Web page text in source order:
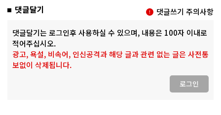
댓글달기 댓글쓰기 주의사항
댓글달기는 로그인후 사용하실 수 있으며, 내용은 100자 이내로
적어주십시오.
광고, 욕설, 비속어, 인신공격과 해당 글과 관련 없는 글은 사전통
보없이 삭제됩니다.
로그인